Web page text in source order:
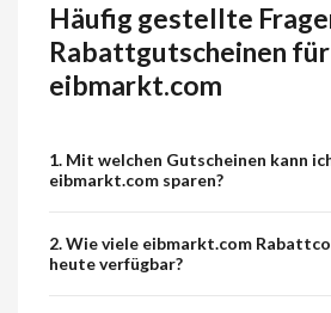
Häufig gestellte
Rabattgutscheinen für
eibmarkt.com
1. Mit welchen Gutscheinen kann
eibmarkt.com sparen?
2. Wie viele eibmarkt.com
heute verfügbar?